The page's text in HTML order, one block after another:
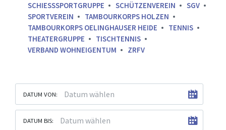
SCHIESSSPORTGRUPPE
SCHÜTZENVEREIN
SGV
SPORTVEREIN
TAMBOURKORPS HOLZEN
TAMBOURKORPS OELINGHAUSER HEIDE
TENNIS
THEATERGRUPPE
TISCHTENNIS
VERBAND WOHNEIGENTUM
ZRFV
DATUM VON:
DATUM BIS: